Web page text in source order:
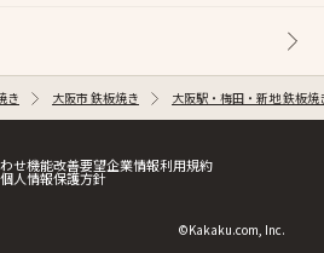
き 大阪市 鉄板焼き 大阪駅・梅田・新地 鉄板焼
せ機能改善要望企業情報利用規約
個人情報保護方針
©Kakaku.com, Inc.